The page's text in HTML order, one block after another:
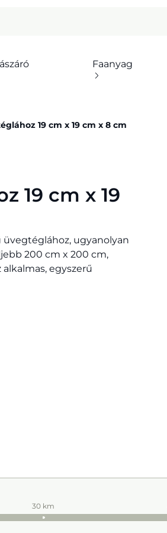
Faanyag
19 cm x 19 cm x 8 cm
19 cm x 19
üvegtéglához, ugyanolyan
200 cm x 200 cm,
egyszerű
30 km